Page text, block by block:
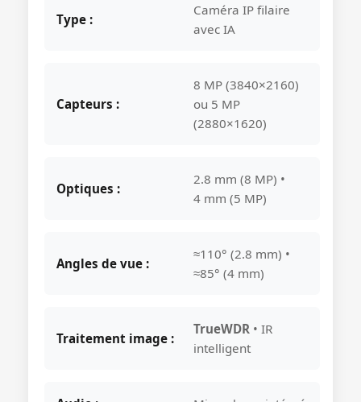
Type :
Caméra IP filaire
avec IA
Capteurs :
8 MP (3840×2160)
ou 5 MP
(2880×1620)
Optiques :
2.8 mm (8 MP) •
4 mm (5 MP)
Angles de vue :
≈110° (2.8 mm) •
≈85° (4 mm)
Traitement image :
TrueWDR • IR
intelligent